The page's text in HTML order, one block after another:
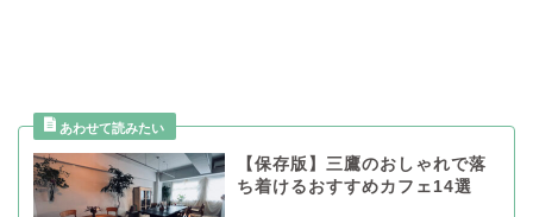
【保存版】三鷹のおしゃれで落
ち着けるおすすめカフェ14選